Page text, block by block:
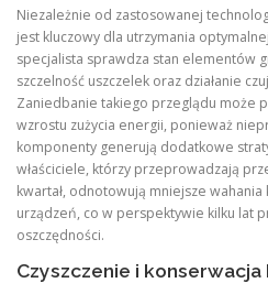
Niezależnie od zastosowanej
jest kluczowy dla utrzymania
specjalista sprawdza stan elementów
szczelność uszczelek oraz działanie
Zaniedbanie takiego przeglądu może
wzrostu zużycia energii, ponieważ
komponenty generują dodatkowe
właściciele, którzy przeprowadzają
kwartał, odnotowują mniejsze wahania
urządzeń, co w perspektywie kilku lat
oszczędności.
Czyszczenie i konserwacja